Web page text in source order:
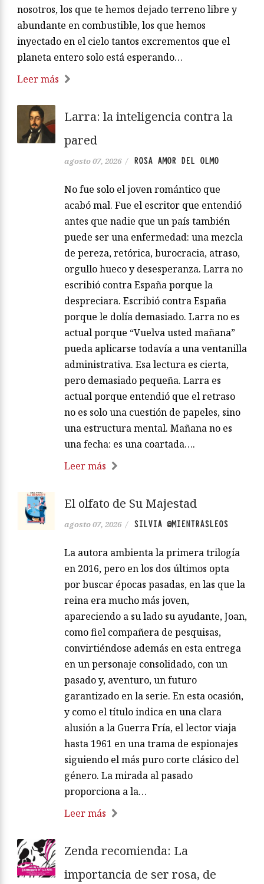
nosotros, los que te hemos dejado terreno libre y
abundante en combustible, los que hemos
inyectado en el cielo tantos excrementos que el
planeta entero solo está esperando…
Leer más
Larra: la inteligencia contra la
pared
agosto 07, 2026 / ROSA AMOR DEL OLMO
No fue solo el joven romántico que
acabó mal. Fue el escritor que entendió
antes que nadie que un país también
puede ser una enfermedad: una mezcla
de pereza, retórica, burocracia, atraso,
orgullo hueco y desesperanza. Larra no
escribió contra España porque la
despreciara. Escribió contra España
porque le dolía demasiado. Larra no es
actual porque “Vuelva usted mañana”
pueda aplicarse todavía a una ventanilla
administrativa. Esa lectura es cierta,
pero demasiado pequeña. Larra es
actual porque entendió que el retraso
no es solo una cuestión de papeles, sino
una estructura mental. Mañana no es
una fecha: es una coartada….
Leer más
El olfato de Su Majestad
agosto 07, 2026 / SILVIA @MIENTRASLEOS
La autora ambienta la primera trilogía
en 2016, pero en los dos últimos opta
por buscar épocas pasadas, en las que la
reina era mucho más joven,
apareciendo a su lado su ayudante, Joan,
como fiel compañera de pesquisas,
convirtiéndose además en esta entrega
en un personaje consolidado, con un
pasado y, aventuro, un futuro
garantizado en la serie. En esta ocasión,
y como el título indica en una clara
alusión a la Guerra Fría, el lector viaja
hasta 1961 en una trama de espionajes
siguiendo el más puro corte clásico del
género. La mirada al pasado
proporciona a la…
Leer más
Zenda recomienda: La
importancia de ser rosa, de